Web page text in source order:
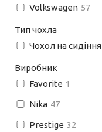
Volkswagen 57
Тип чохла
Чохол на сидіння
Виробник
Favorite 1
Nika 47
Prestige 32